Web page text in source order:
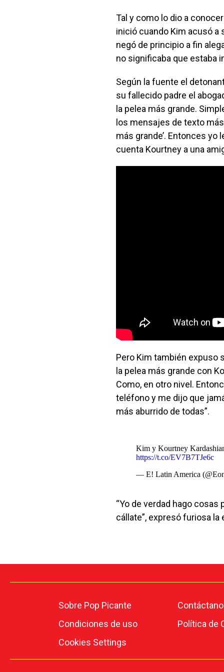
Tal y como lo dio a
inició cuando Kim acusó a
negó de principio a fin
no significaba que estaba
Según la fuente el
su fallecido padre el
la pelea más grande.
los mensajes de texto más
más grande’. Entonces yo
cuenta Kourtney a una
Pero Kim también expuso
la pelea más grande con
Como, en otro nivel.
teléfono y me dijo que
más aburrido de todas”.
Kim y Kourtney
https://t.co/EV7B7TJe6c
— E! Latin America
“Yo de verdad hago
cállate”, expresó furiosa
Sobre Pop Picante
Condiciones de uso
Política de
Cookies Settings